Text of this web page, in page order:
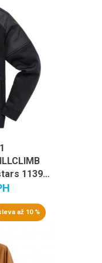
1139…
až 10 %